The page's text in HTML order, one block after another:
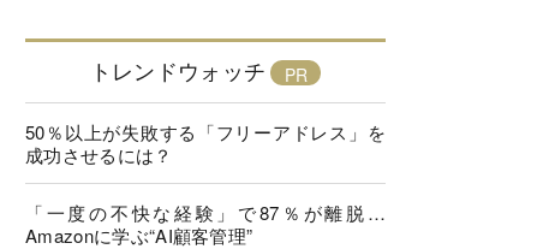
トレンドウォッチ
50％以上が失敗する「フリーアドレス」を
成功させるには？
「一度の不快な経験」で87％が離脱…
Amazonに学ぶ“AI顧客管理”